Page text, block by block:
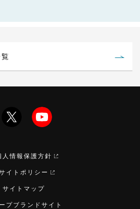
人情報保護方針
イトポリシー
サイトマップ
プブランドサイト